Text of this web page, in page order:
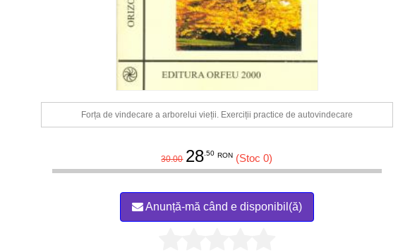
Forța de vindecare a arborelui vieții. Exerciții practice de autovindecare
30.00 28 .50 RON (Stoc 0)
Anunță-mă când e disponibil(ă)